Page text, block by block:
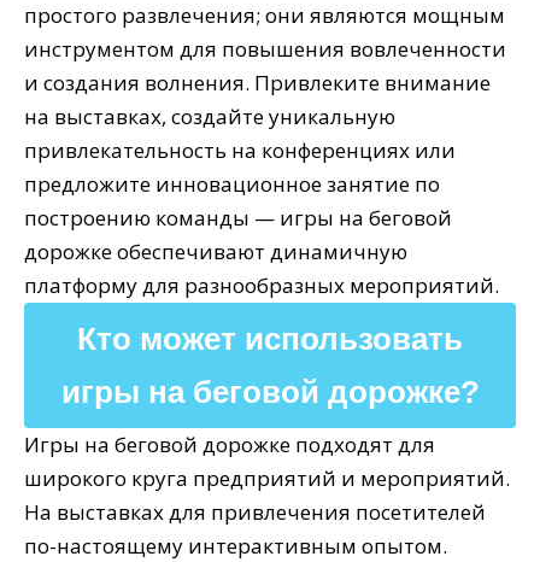
простого развлечения; они являются мощным
инструментом для повышения вовлеченности
и создания волнения. Привлеките внимание
на выставках, создайте уникальную
привлекательность на конференциях или
предложите инновационное занятие по
построению команды — игры на беговой
дорожке обеспечивают динамичную
платформу для разнообразных мероприятий.
Кто может использовать
игры на беговой дорожке?
Игры на беговой дорожке подходят для
широкого круга предприятий и мероприятий.
На выставках для привлечения посетителей
по-настоящему интерактивным опытом.